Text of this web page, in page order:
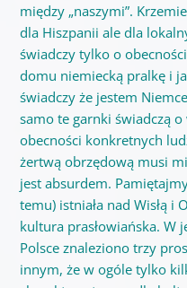
między „naszymi”.
dla Hiszpanii ale dla
świadczy tylko o
domu niemiecką pralkę i
świadczy że jestem
samo te garnki świadczą
obecności konkretnych
żertwą obrzędową musi
jest absurdem.
temu) istniała nad Wisłą i
kultura prasłowiańska. W
Polsce znaleziono trzy
innym, że w ogóle tylko